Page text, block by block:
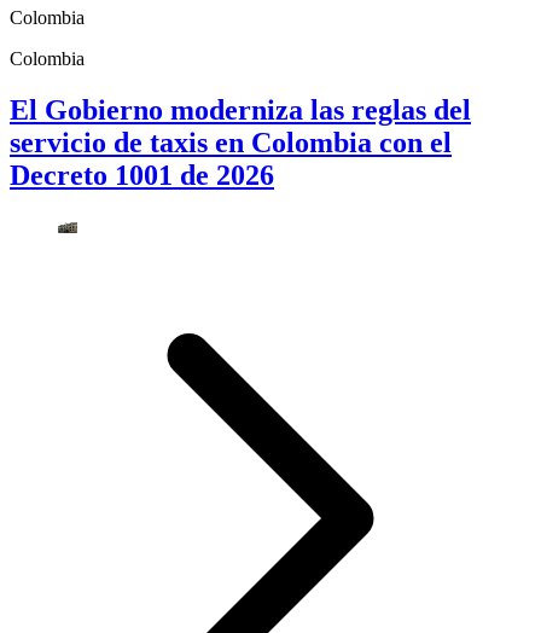
Colombia
Colombia
El Gobierno moderniza las reglas del
servicio de taxis en Colombia con el
Decreto 1001 de 2026